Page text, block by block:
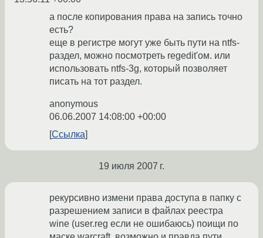
а после копирования права на запись точно
есть?
еще в регистре могут уже быть пути на ntfs-
раздел, можно посмотреть regedit'ом. или
использовать ntfs-3g, который позволяет
писать на тот раздел.
anonymous
06.06.2007 14:08:00 +00:00
Ссылка
19 июля 2007 г.
рекурсивно измени права доступа в папку с
разрешением записи в файлах реестра
wine (user.reg если не ошибаюсь) поищи по